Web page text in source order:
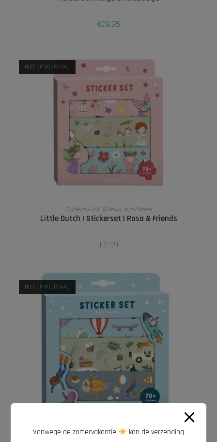
€29,95
NIET OP VOORRAAD
LEES VERDER
Cadeaus tot 10 euro, Knutselen
Little Dutch | Stickerset | Rosa & Friends
€2,99
NIET OP VOORRAAD
Cadeaus tot 10 euro,Knutselen
Little Dutch | stickerset | Jim & Rosa
Vanwege de zomervakantie
kan de verzending